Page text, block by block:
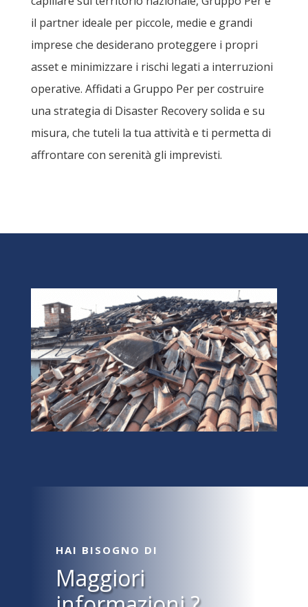
il partner ideale per piccole, medie e grandi
imprese che desiderano proteggere i propri
asset e minimizzare i rischi legati a interruzioni
operative. Affidati a Gruppo Per per costruire
una strategia di Disaster Recovery solida e su
misura, che tuteli la tua attività e ti permetta di
affrontare con serenità gli imprevisti.
HAI BISOGNO DI
Maggiori